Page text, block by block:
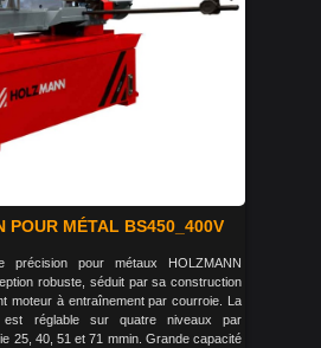
POUR MÉTAL BS450_400V
pour métaux HOLZMANN
robuste, séduit par sa construction
moteur à entraînement par courroie. La
réglable sur quatre niveaux par
25, 40, 51 et 71 mmin. Grande capacité